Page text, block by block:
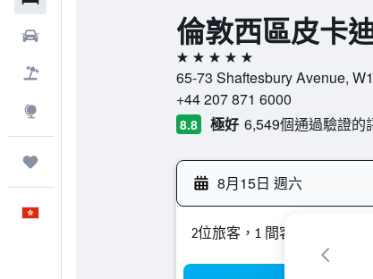
倫敦西區皮卡
5星級
65-73 Shaftesbury Avenue,
+44 207 871 6000
8.8 極好 6,549個通過驗證的
8月15日 週六
2位旅客，1 間客房